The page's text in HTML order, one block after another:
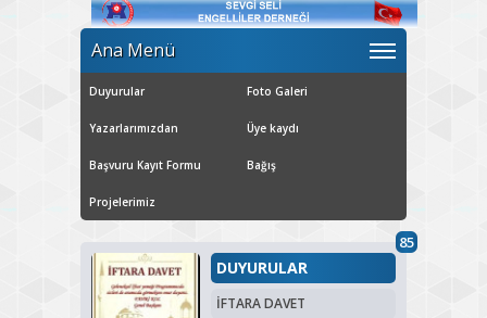
Ana Menü
Duyurular Foto Galeri
Yazarlarımızdan Üye kaydı
Başvuru Kayıt Formu Bağış
Projelerimiz
85
DUYURULAR
İFTARA DAVET